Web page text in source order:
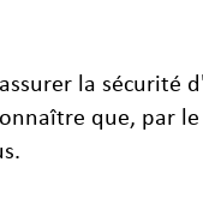
la
que, par